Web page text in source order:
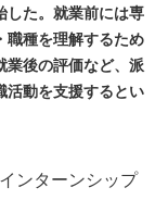
した。就業前には専
職種を理解するため
業後の評価など、派
活動を支援するとい
ンターンシップ